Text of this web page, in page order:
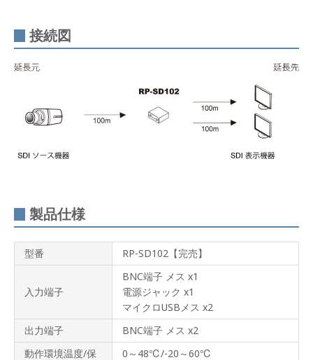
接続図
製品仕様
型番 RP-SD102【完売】
入力端子
BNC端子 メス x1
電源ジャック x1
マイクロUSBメス x2
出力端子
BNC端子 メス x2
動作環境温度/保
0～48℃/-20～60℃